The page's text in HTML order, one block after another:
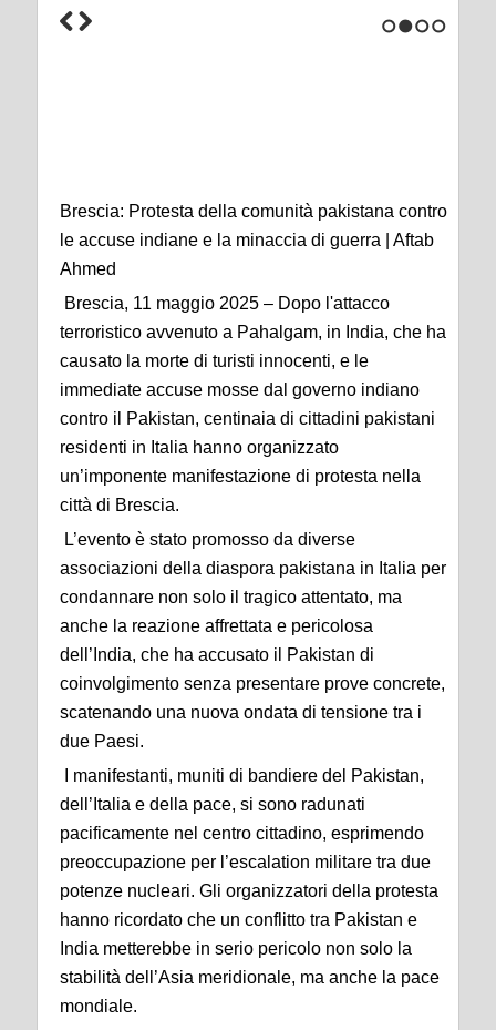
Brescia: Protesta della comunità pakistana contro
le accuse indiane e la minaccia di guerra | Aftab
Ahmed
Brescia, 11 maggio 2025 – Dopo l'attacco
terroristico avvenuto a Pahalgam, in India, che ha
causato la morte di turisti innocenti, e le
immediate accuse mosse dal governo indiano
contro il Pakistan, centinaia di cittadini pakistani
residenti in Italia hanno organizzato
un’imponente manifestazione di protesta nella
città di Brescia.
L’evento è stato promosso da diverse
associazioni della diaspora pakistana in Italia per
condannare non solo il tragico attentato, ma
anche la reazione affrettata e pericolosa
dell’India, che ha accusato il Pakistan di
coinvolgimento senza presentare prove concrete,
scatenando una nuova ondata di tensione tra i
due Paesi.
I manifestanti, muniti di bandiere del Pakistan,
dell’Italia e della pace, si sono radunati
pacificamente nel centro cittadino, esprimendo
preoccupazione per l’escalation militare tra due
potenze nucleari. Gli organizzatori della protesta
hanno ricordato che un conflitto tra Pakistan e
India metterebbe in serio pericolo non solo la
stabilità dell’Asia meridionale, ma anche la pace
mondiale.